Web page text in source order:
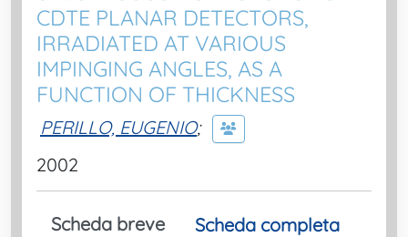
CDTE PLANAR DETECTORS,
IRRADIATED AT VARIOUS
IMPINGING ANGLES, AS A
FUNCTION OF THICKNESS
PERILLO, EUGENIO;
2002
Scheda breve
Scheda completa